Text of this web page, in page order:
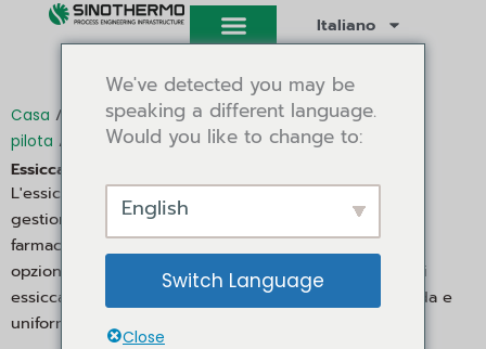
Italiano
Casa /
Essiccatore industriale ed essiccatore
pilota / Asciugatrice a convezione / Asciugatura flash
Essiccatore flash
L'essiccatore Flash svolge un ruolo fondamentale nella
gestione dell'umidità in vari settori, come quello
farmaceutico e alimentare. La nostra ampia gamma di
opzioni è personalizzata per soddisfare le esigenze di
essiccazione, concentrandosi su un'essiccazione rapida e
uniforme per tutti i tipi di materiali.
We've detected you may be
speaking a different language.
Would you like to change to:
English
Switch Language
Close